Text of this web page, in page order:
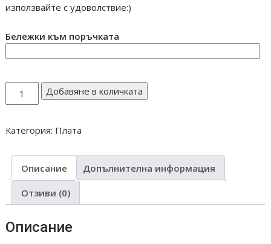
използвайте с удоволствие:)
Бележки към поръчката
количество
за
двойно
Добавяне в количката
Категория: Плата
Описание Допълнителна информация
Отзиви (0)
Описание